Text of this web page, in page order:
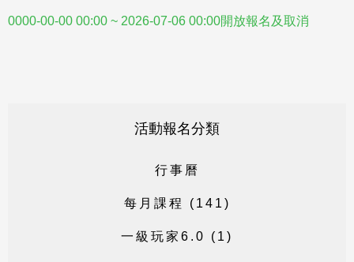
0000-00-00 00:00 ~ 2026-07-06 00:00開放報名及取消
活動報名分類
行事 曆
每 月 課 程 ( 1 4 1 )
一 級 玩家 6 . 0 ( 1 )